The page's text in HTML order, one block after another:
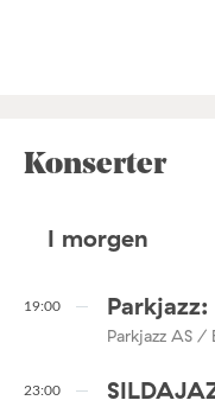
Konserter
I morgen
19:00
Parkjazz AS /
23:00